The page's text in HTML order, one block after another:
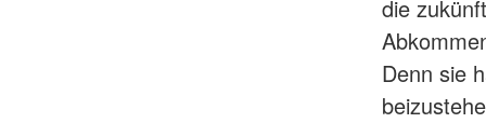
die
Denn sie